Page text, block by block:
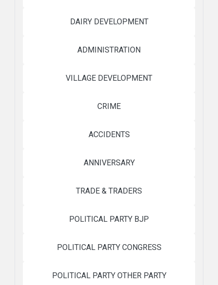
DAIRY DEVELOPMENT
ADMINISTRATION
VILLAGE DEVELOPMENT
CRIME
ACCIDENTS
ANNIVERSARY
TRADE & TRADERS
POLITICAL PARTY BJP
POLITICAL PARTY CONGRESS
POLITICAL PARTY OTHER PARTY